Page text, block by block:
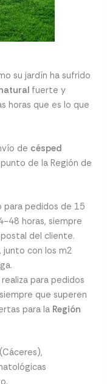
su jardín ha sufrido
fuerte y
horas que es lo que
de césped
de la Región de
para pedidos de 15
48 horas, siempre
del cliente.
junto con los m2
para pedidos
que superen
para la Región